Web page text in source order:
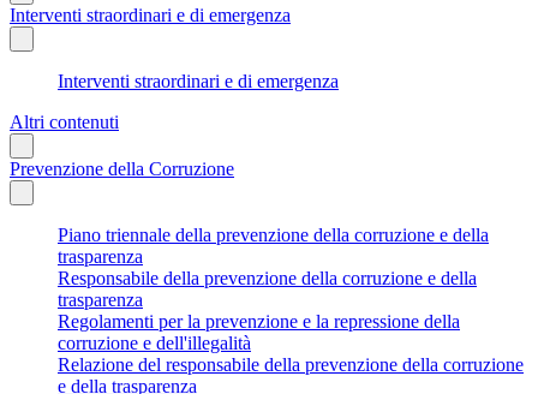
Interventi straordinari e di emergenza
Interventi straordinari e di emergenza
Altri contenuti
Prevenzione della Corruzione
Piano triennale della prevenzione della corruzione e della
trasparenza
Responsabile della prevenzione della corruzione e della
trasparenza
Regolamenti per la prevenzione e la repressione della
corruzione e dell'illegalità
Relazione del responsabile della prevenzione della corruzione
e della trasparenza